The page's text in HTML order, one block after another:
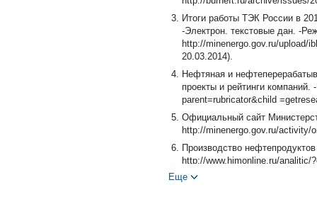
Итоги работы ТЭК России в
-Электрон. текстовые дан. -
http://minenergo.gov.ru/upload/
20.03.2014).
Нефтяная и
проекты и рейтинги
parent=rubricator&child
Официальный сайт
http://minenergo.gov.ru/activity/
Производство
http://www.himonline.ru/analitic/
Производство основных
Еще